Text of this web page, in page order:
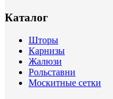
Каталог
Шторы
Карнизы
Жалюзи
Рольставни
Москитные сетки